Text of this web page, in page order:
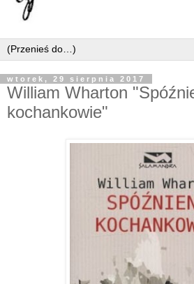
wtorek, 29 sierpnia 2017
William Wharton
kochankowie"